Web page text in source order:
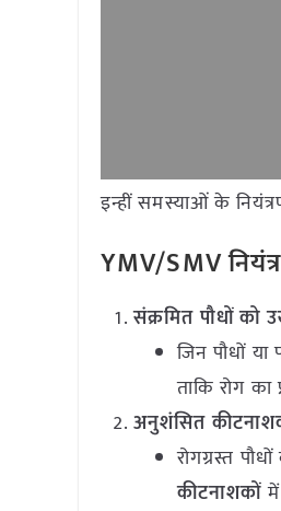
इन्हीं समस्याओं के
YMV/SMV
संक्रमित पौधों को
जिन पौधों
ताकि रोग का
अनुशंसित
रोगग्रस्त
कीटनाशकों